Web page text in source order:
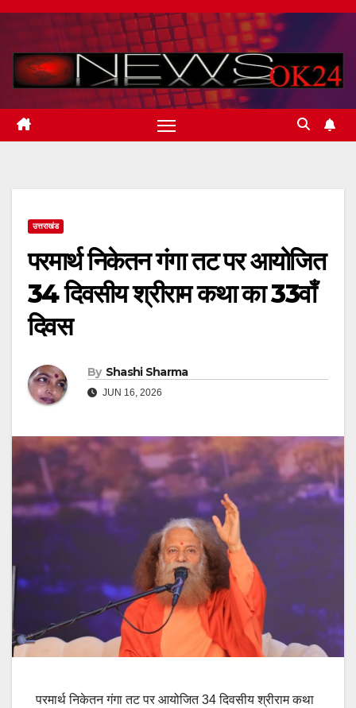
Skip
content
उत्तराखंड
परमार्थ निकेतन गंगा तट पर आयोजित
34 दिवसीय श्रीराम कथा का 33वाँ
दिवस
By Shashi Sharma
JUN 16, 2026
परमार्थ निकेतन गंगा तट पर आयोजित 34 दिवसीय श्रीराम कथा